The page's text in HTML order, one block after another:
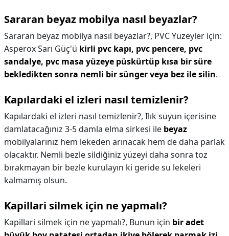
Sararan beyaz mobilya nasıl beyazlar?
Sararan beyaz mobilya nasıl beyazlar?, PVC Yüzeyler için:
Asperox Sarı Güç'ü kirli pvc kapı, pvc pencere, pvc
sandalye, pvc masa yüzeye püskürtüp kısa bir süre
bekledikten sonra nemli bir sünger veya bez ile silin.
Kapılardaki el izleri nasıl temizlenir?
Kapılardaki el izleri nasıl temizlenir?, Ilık suyun içerisine
damlatacağınız 3-5 damla elma sirkesi ile beyaz
mobilyalarınız hem lekeden arınacak hem de daha parlak
olacaktır. Nemli bezle sildiğiniz yüzeyi daha sonra toz
bırakmayan bir bezle kurulayın ki geride su lekeleri
kalmamış olsun.
Kapillari silmek için ne yapmalı?
Kapillari silmek için ne yapmalı?, Bunun için bir adet